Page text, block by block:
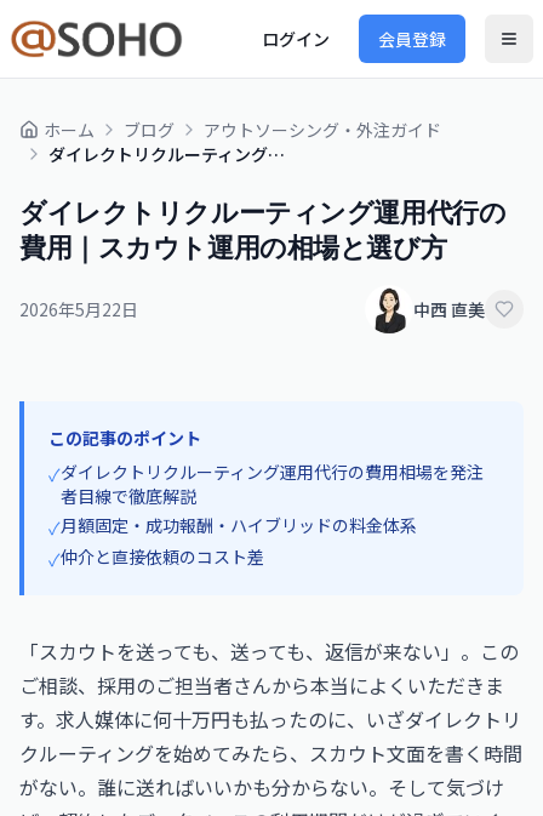
ログイン 会員登録
ホーム ブログ
アウトソーシング・外注ガイド
ダイレクトリクルーティング運用代行の費用｜スカウト運用の相場と選び方
ダイレクトリクルーティング運用代行の
費用｜スカウト運用の相場と選び方
2026年5月22日 中西 直美
この記事のポイント
✓ダイレクトリクルーティング運用代行の費用相場を発注
者目線で徹底解説
✓月額固定・成功報酬・ハイブリッドの料金体系
✓仲介と直接依頼のコスト差
「スカウトを送っても、送っても、返信が来ない」。この
ご相談、採用のご担当者さんから本当によくいただきま
す。求人媒体に何十万円も払ったのに、いざダイレクトリ
クルーティングを始めてみたら、スカウト文面を書く時間
がない。誰に送ればいいかも分からない。そして気づけ